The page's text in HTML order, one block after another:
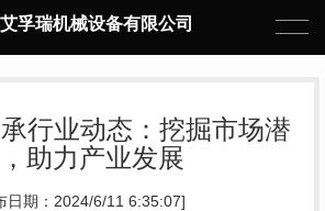
孚瑞机械设备有限公司
行业动态：挖掘市场潜
助力产业发展
日期：2024/6/11 6:35:07]